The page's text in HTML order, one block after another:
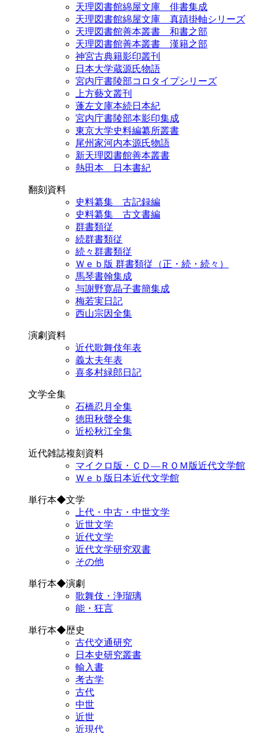
天理図書館綿屋文庫 俳書集成
天理図書館綿屋文庫 真蹟掛軸シリーズ
天理図書館善本叢書 和書之部
天理図書館善本叢書 漢籍之部
神宮古典籍影印叢刊
日本大学蔵源氏物語
宮内庁書陵部コロタイプシリーズ
上方藝文叢刊
蓬左文庫本続日本紀
宮内庁書陵部本影印集成
東京大学史料編纂所叢書
尾州家河内本源氏物語
新天理図書館善本叢書
熱田本 日本書紀
翻刻資料
史料纂集 古記録編
史料纂集 古文書編
群書類従
続群書類従
続々群書類従
Ｗｅｂ版 群書類従（正・続・続々）
馬琴書翰集成
与謝野寛晶子書簡集成
梅若実日記
西山宗因全集
演劇資料
近代歌舞伎年表
義太夫年表
喜多村緑郎日記
文学全集
石橋忍月全集
徳田秋聲全集
近松秋江全集
近代雑誌複刻資料
マイクロ版・ＣＤ―ＲＯＭ版近代文学館
Ｗｅｂ版日本近代文学館
単行本◆文学
上代・中古・中世文学
近世文学
近代文学
近代文学研究双書
その他
単行本◆演劇
歌舞伎・浄瑠璃
能・狂言
単行本◆歴史
古代交通研究
日本史研究叢書
輸入書
考古学
古代
中世
近世
近現代